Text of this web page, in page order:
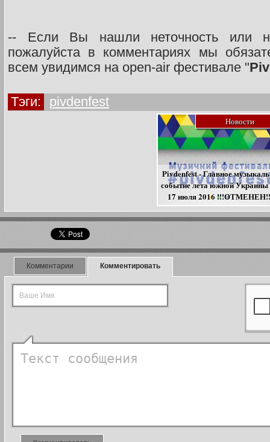
-- Если Вы нашли неточность или
пожалуйста в комментариях мы
всем увидимся на open-air фестивале "
Тэги: pivdenfest
Новости
Pivdenfest - Главное
событие лета южной Украины
17 июля 2016
Комментарии Комментировать